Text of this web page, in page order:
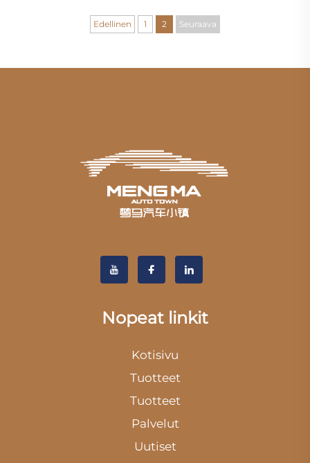
Edellinen 1 2 Seuraava
Nopeat linkit
Kotisivu
Tuotteet
Tuotteet
Palvelut
Uutiset